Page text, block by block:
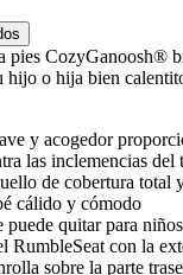
pies CozyGanoosh®
hijo o hija bien
y acogedor
las inclemencias del
de cobertura total
cálido y cómodo
puede quitar para
RumbleSeat con la
sobre la parte